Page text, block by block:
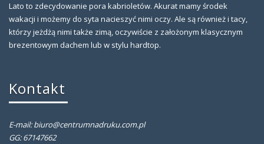
Lato to zdecydowanie pora kabrioletów. Akurat mamy środek
wakacji i możemy do syta nacieszyć nimi oczy. Ale są również i tacy,
którzy jeżdżą nimi także zimą, oczywiście z założonym klasycznym
brezentowym dachem lub w stylu hardtop.
Kontakt
E-mail: biuro@centrumnadruku.com.pl
GG: 67147662